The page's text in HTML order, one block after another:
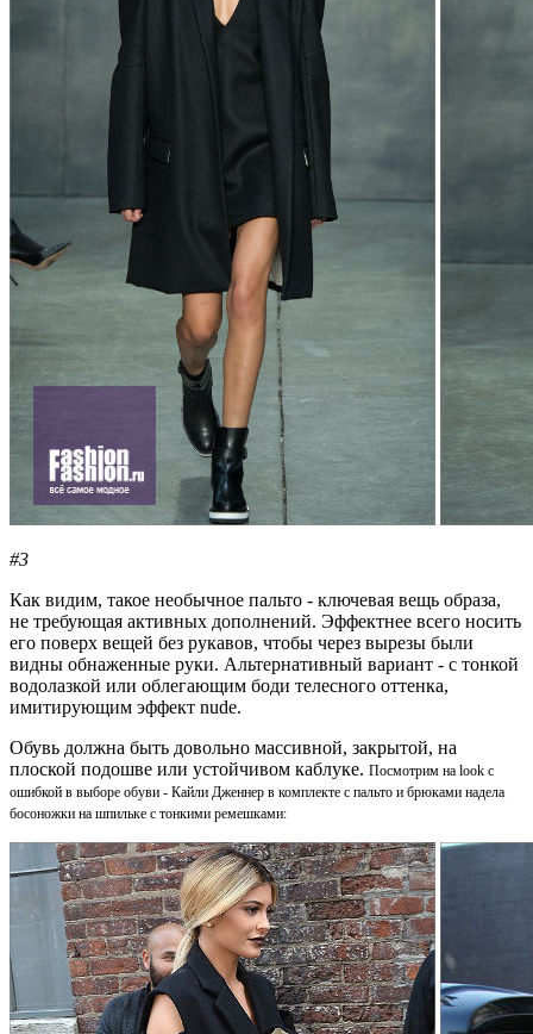
#3
Как видим, такое необычное пальто - ключевая вещь образа,
не требующая активных дополнений. Эффектнее всего носить
его поверх вещей без рукавов, чтобы через вырезы были
видны обнаженные руки. Альтернативный вариант - с тонкой
водолазкой или облегающим боди телесного оттенка,
имитирующим эффект nude.
Обувь должна быть довольно массивной, закрытой, на
плоской подошве или устойчивом каблуке. Посмотрим на look с
ошибкой в выборе обуви - Кайли Дженнер в комплекте с пальто и брюками надела
босоножки на шпильке с тонкими ремешками: